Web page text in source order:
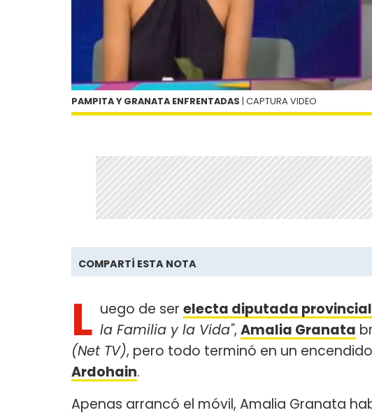
PAMPITA Y GRANATA ENFRENTADAS | CAPTURA VIDEO
COMPARTÍ ESTA NOTA
L uego de ser electa diputada provincial
la Familia y la Vida", Amalia Granata
(Net TV), pero todo terminó en un
Ardohain.
Apenas arrancó el móvil, Amalia Granata